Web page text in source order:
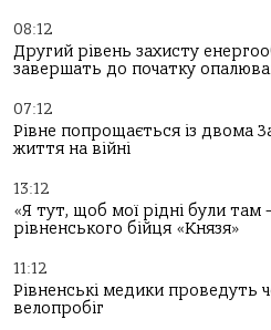
08:12
Другий рівень захисту
завершать до початку
07:12
Рівне попрощається із двома
життя на війні
13:12
«Я тут, щоб мої рідні були там
рівненського бійця «Князя»
11:12
Рівненські медики проведуть
велопробіг